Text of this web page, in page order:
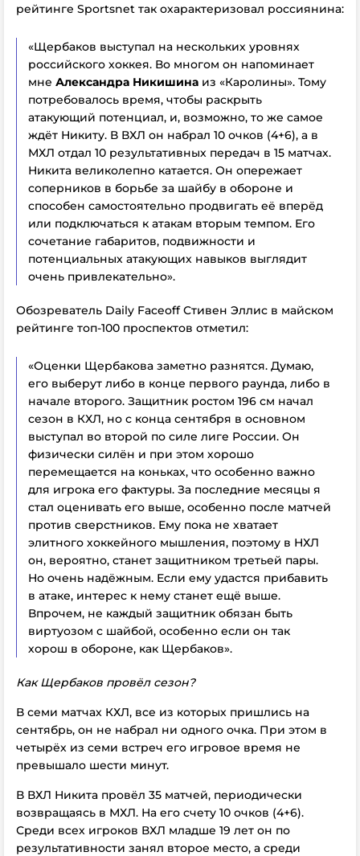
рейтинге Sportsnet так охарактеризовал россиянина:
«Щербаков выступал на нескольких уровнях
российского хоккея. Во многом он напоминает
мне Александра Никишина из «Каролины». Тому
потребовалось время, чтобы раскрыть
атакующий потенциал, и, возможно, то же самое
ждёт Никиту. В ВХЛ он набрал 10 очков (4+6), а в
МХЛ отдал 10 результативных передач в 15 матчах.
Никита великолепно катается. Он опережает
соперников в борьбе за шайбу в обороне и
способен самостоятельно продвигать её вперёд
или подключаться к атакам вторым темпом. Его
сочетание габаритов, подвижности и
потенциальных атакующих навыков выглядит
очень привлекательно».
Обозреватель Daily Faceoff Стивен Эллис в майском
рейтинге топ-100 проспектов отметил:
«Оценки Щербакова заметно разнятся. Думаю,
его выберут либо в конце первого раунда, либо в
начале второго. Защитник ростом 196 см начал
сезон в КХЛ, но с конца сентября в основном
выступал во второй по силе лиге России. Он
физически силён и при этом хорошо
перемещается на коньках, что особенно важно
для игрока его фактуры. За последние месяцы я
стал оценивать его выше, особенно после матчей
против сверстников. Ему пока не хватает
элитного хоккейного мышления, поэтому в НХЛ
он, вероятно, станет защитником третьей пары.
Но очень надёжным. Если ему удастся прибавить
в атаке, интерес к нему станет ещё выше.
Впрочем, не каждый защитник обязан быть
виртуозом с шайбой, особенно если он так
хорош в обороне, как Щербаков».
Как Щербаков провёл сезон?
В семи матчах КХЛ, все из которых пришлись на
сентябрь, он не набрал ни одного очка. При этом в
четырёх из семи встреч его игровое время не
превышало шести минут.
В ВХЛ Никита провёл 35 матчей, периодически
возвращаясь в МХЛ. На его счету 10 очков (4+6).
Среди всех игроков ВХЛ младше 19 лет он по
результативности занял второе место, а среди